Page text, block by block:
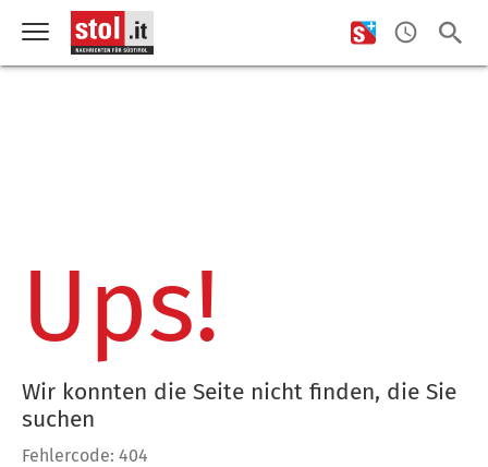
Ups!
Wir konnten die Seite nicht finden, die Sie
suchen
Fehlercode: 404